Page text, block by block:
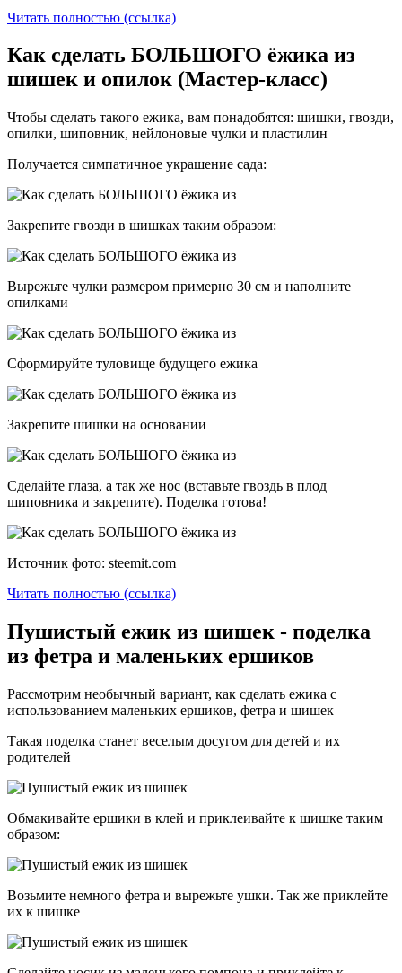
Читать полностью (ссылка)
Как сделать БОЛЬШОГО ёжика из
шишек и опилок (Мастер-класс)
Чтобы сделать такого ежика, вам понадобятся: шишки, гвозди,
опилки, шиповник, нейлоновые чулки и пластилин
Получается симпатичное украшение сада:
Закрепите гвозди в шишках таким образом:
Вырежьте чулки размером примерно 30 см и наполните
опилками
Сформируйте туловище будущего ежика
Закрепите шишки на основании
Сделайте глаза, а так же нос (вставьте гвоздь в плод
шиповника и закрепите). Поделка готова!
Источник фото: steemit.com
Читать полностью (ссылка)
Пушистый ежик из шишек - поделка
из фетра и маленьких ершиков
Рассмотрим необычный вариант, как сделать ежика с
использованием маленьких ершиков, фетра и шишек
Такая поделка станет веселым досугом для детей и их
родителей
Обмакивайте ершики в клей и приклеивайте к шишке таким
образом:
Возьмите немного фетра и вырежьте ушки. Так же приклейте
их к шишке